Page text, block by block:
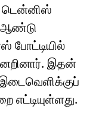
டென்னிஸ்
ஆண்டு
போட்டியில்
இதன்
எட்டியுள்ளது.